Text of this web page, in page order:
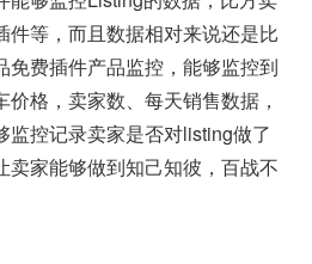
件等，而且数据相对来说还是比
免费插件产品监控，能够监控到
格，卖家数、每天销售数据，
监控记录卖家是否对listing做了
卖家能够做到知己知彼，百战不